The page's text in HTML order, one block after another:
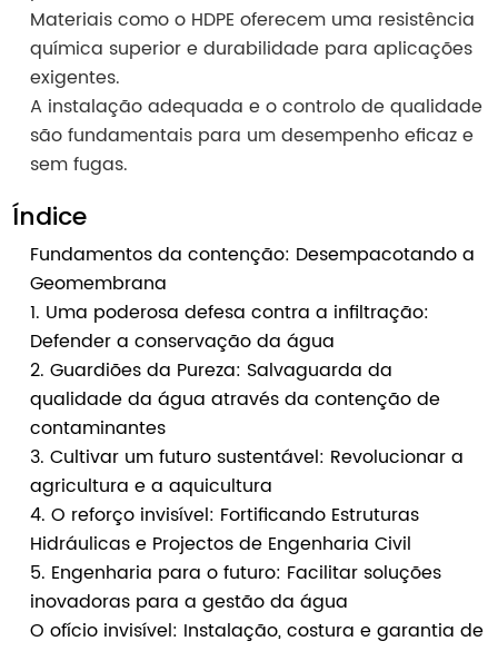
Materiais como o HDPE oferecem uma resistência
química superior e durabilidade para aplicações
exigentes.
A instalação adequada e o controlo de qualidade
são fundamentais para um desempenho eficaz e
sem fugas.
Índice
Fundamentos da contenção: Desempacotando a
Geomembrana
1. Uma poderosa defesa contra a infiltração:
Defender a conservação da água
2. Guardiões da Pureza: Salvaguarda da
qualidade da água através da contenção de
contaminantes
3. Cultivar um futuro sustentável: Revolucionar a
agricultura e a aquicultura
4. O reforço invisível: Fortificando Estruturas
Hidráulicas e Projectos de Engenharia Civil
5. Engenharia para o futuro: Facilitar soluções
inovadoras para a gestão da água
O ofício invisível: Instalação, costura e garantia de